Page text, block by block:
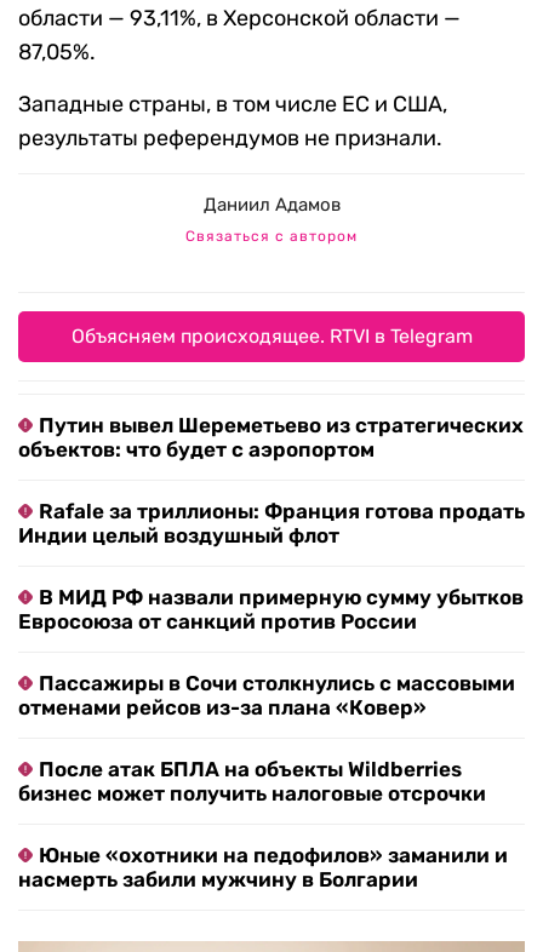
области — 93,11%, в Херсонской области —
87,05%.
Западные страны, в том числе ЕС и США,
результаты референдумов не признали.
Даниил Адамов
Связаться с автором
Объясняем происходящее. RTVI в Telegram
Путин вывел Шереметьево из стратегических
объектов: что будет с аэропортом
Rafale за триллионы: Франция готова продать
Индии целый воздушный флот
В МИД РФ назвали примерную сумму убытков
Евросоюза от санкций против России
Пассажиры в Сочи столкнулись с массовыми
отменами рейсов из-за плана «Ковер»
После атак БПЛА на объекты Wildberries
бизнес может получить налоговые отсрочки
Юные «охотники на педофилов» заманили и
насмерть забили мужчину в Болгарии